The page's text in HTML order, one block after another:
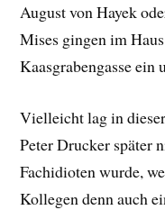
August von Hayek
Mises gingen im
Kaasgrabengasse ein
Vielleicht lag in
Peter Drucker später
Fachidioten wurde,
Kollegen denn auch